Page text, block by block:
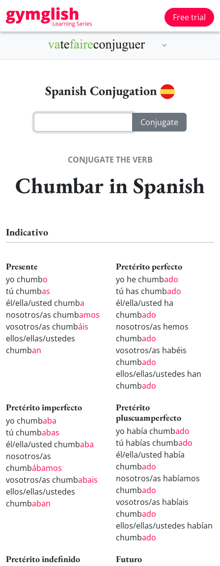
Free trial
Spanish Conjugation
CONJUGATE THE VERB
Chumbar in Spanish
Indicativo
Presente
yo chumbo
tú chumbas
él/ella/usted chumba
nosotros/as chumbamos
vosotros/as chumbáis
ellos/ellas/ustedes
chumban
Pretérito perfecto
yo he chumbado
tú has chumbado
él/ella/usted ha
chumbado
nosotros/as hemos
chumbado
vosotros/as habéis
chumbado
ellos/ellas/ustedes han
chumbado
Pretérito imperfecto
yo chumbaba
tú chumbabas
él/ella/usted chumbaba
nosotros/as
chumbábamos
vosotros/as chumbabais
ellos/ellas/ustedes
chumbaban
Pretérito
pluscuamperfecto
yo había chumbado
tú habías chumbado
él/ella/usted había
chumbado
nosotros/as habíamos
chumbado
vosotros/as habíais
chumbado
ellos/ellas/ustedes habían
chumbado
Pretérito indefinido Futuro